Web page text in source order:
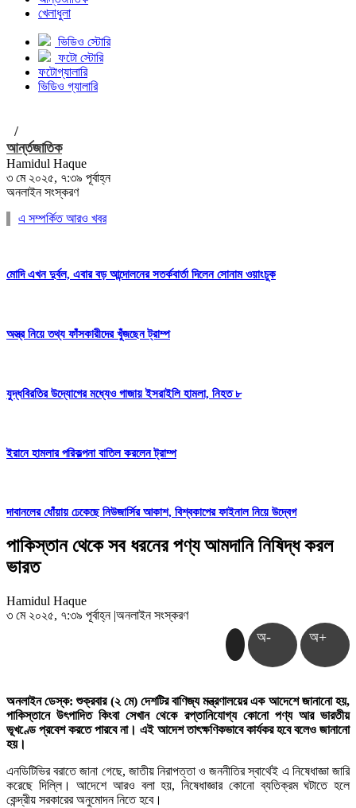
খেলাধুলা
ভিডিও স্টোরি
ফটো স্টোরি
ফটোগ্যালারি
ভিডিও গ্যালারি
/
আর্ন্তজাতিক
Hamidul Haque
৩ মে ২০২৫, ৭:৩৯ পূর্বাহ্ন
অনলাইন সংস্করণ
এ সম্পর্কিত আরও খবর
মোদি এখন দুর্বল, এবার বড় আন্দোলনের সতর্কবার্তা দিলেন সোনাম ওয়াংচুক
অস্ত্র নিয়ে তথ্য ফাঁসকারীদের খুঁজছেন ট্রাম্প
যুদ্ধবিরতির উদ্যোগের মধ্যেও গাজায় ইসরাইলি হামলা, নিহত ৮
ইরানে হামলার পরিকল্পনা বাতিল করলেন ট্রাম্প
দাবানলের ধোঁয়ায় ঢেকেছে নিউজার্সির আকাশ, বিশ্বকাপের ফাইনাল নিয়ে উদ্বেগ
পাকিস্তান থেকে সব ধরনের পণ্য আমদানি নিষিদ্ধ করল
ভারত
Hamidul Haque
৩ মে ২০২৫, ৭:৩৯ পূর্বাহ্ন |অনলাইন সংস্করণ
অ- অ+
অনলাইন ডেস্ক: শুক্রবার (২ মে) দেশটির বাণিজ্য মন্ত্রণালয়ের এক আদেশে জানানো হয়,
পাকিস্তানে উৎপাদিত কিংবা সেখান থেকে রপ্তানিযোগ্য কোনো পণ্য আর ভারতীয়
ভূখণ্ডে প্রবেশ করতে পারবে না। এই আদেশ তাৎক্ষণিকভাবে কার্যকর হবে বলেও জানানো
হয়।
এনডিটিভির বরাতে জানা গেছে, জাতীয় নিরাপত্তা ও জননীতির স্বার্থেই এ নিষেধাজ্ঞা জারি
করেছে দিল্লি। আদেশে আরও বলা হয়, নিষেধাজ্ঞার কোনো ব্যতিক্রম ঘটাতে হলে
কেন্দ্রীয় সরকারের অনুমোদন নিতে হবে।